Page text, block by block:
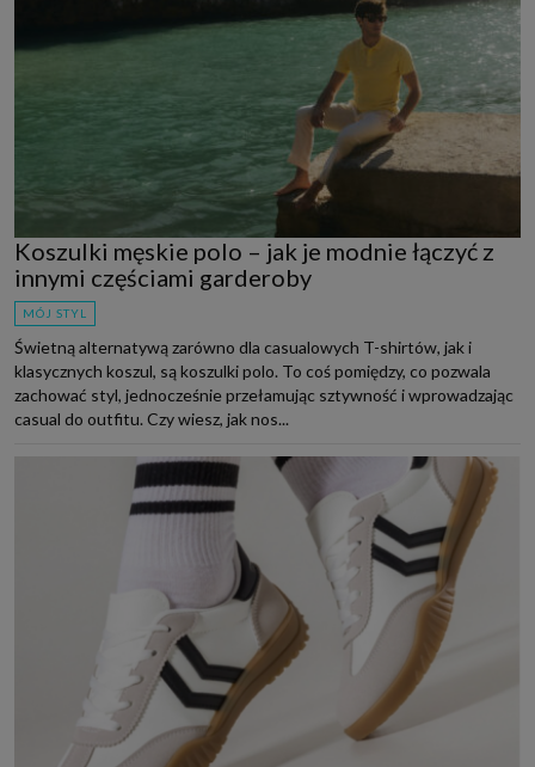
Koszulki męskie polo – jak je modnie łączyć z
innymi częściami garderoby
MÓJ STYL
Świetną alternatywą zarówno dla casualowych T-shirtów, jak i
klasycznych koszul, są koszulki polo. To coś pomiędzy, co pozwala
zachować styl, jednocześnie przełamując sztywność i wprowadzając
casual do outfitu. Czy wiesz, jak nos...